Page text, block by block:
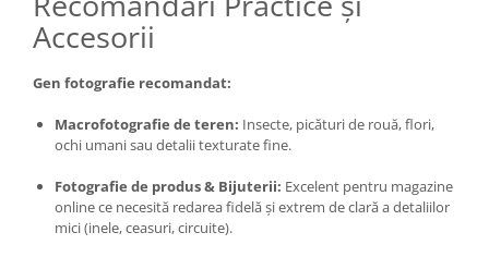
Accesorii
Gen fotografie recomandat:
Macrofotografie de teren: Insecte, picături de rouă, flori,
ochi umani sau detalii texturate fine.
Fotografie de produs & Bijuterii: Excelent pentru magazine
online ce necesită redarea fidelă și extrem de clară a detaliilor
mici (inele, ceasuri, circuite).